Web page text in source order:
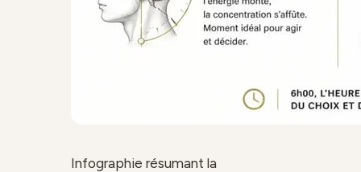
Infographie résumant la